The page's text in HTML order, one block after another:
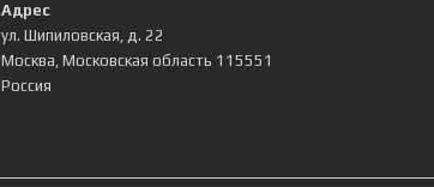
Адрес
ул. Шипиловская, д. 22
Москва, Московская область 115551
Россия